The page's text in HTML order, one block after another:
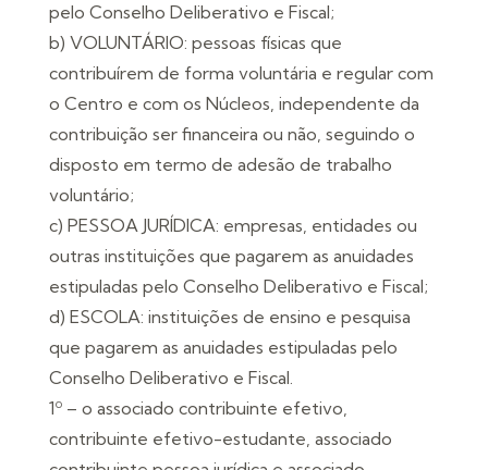
pelo Conselho Deliberativo e Fiscal;
b) VOLUNTÁRIO: pessoas físicas que
contribuírem de forma voluntária e regular com
o Centro e com os Núcleos, independente da
contribuição ser financeira ou não, seguindo o
disposto em termo de adesão de trabalho
voluntário;
c) PESSOA JURÍDICA: empresas, entidades ou
outras instituições que pagarem as anuidades
estipuladas pelo Conselho Deliberativo e Fiscal;
d) ESCOLA: instituições de ensino e pesquisa
que pagarem as anuidades estipuladas pelo
Conselho Deliberativo e Fiscal.
1º – o associado contribuinte efetivo,
contribuinte efetivo-estudante, associado